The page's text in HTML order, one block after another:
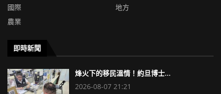
國際
地方
農業
即時新聞
烽火下的移民溫情！約旦博士...
2026-08-07 21:21